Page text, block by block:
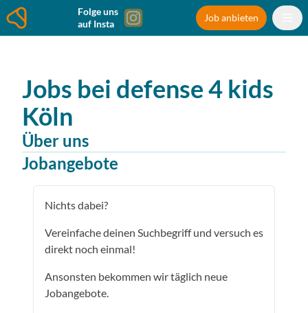
Folge uns
auf Insta
Job anbieten
Jobs bei defense 4 kids
Köln
Über uns
Jobangebote
Nichts dabei?
Vereinfache deinen Suchbegriff und versuch es
direkt noch einmal!
Ansonsten bekommen wir täglich neue
Jobangebote.